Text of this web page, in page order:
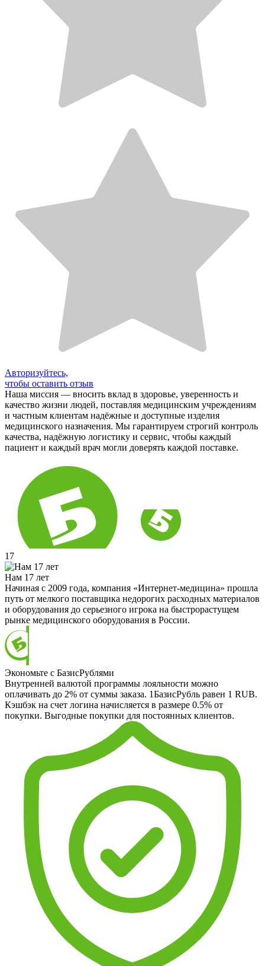
Авторизуйтесь,
чтобы оставить отзыв
Наша миссия — вносить вклад в здоровье, уверенность и
качество жизни людей, поставляя медицинским учреждениям
и частным клиентам надёжные и доступные изделия
медицинского назначения. Мы гарантируем строгий контроль
качества, надёжную логистику и сервис, чтобы каждый
пациент и каждый врач могли доверять каждой поставке.
17
Нам 17 лет
Начиная с 2009 года, компания «Интернет-медицина» прошла
путь от мелкого поставщика недорогих расходных материалов
и оборудования до серьезного игрока на быстрорастущем
рынке медицинского оборудования в России.
Экономьте с БазисРублями
Внутренней валютой программы лояльности можно
оплачивать до 2% от суммы заказа. 1БазисРубль равен 1 RUB.
Кэшбэк на счет логина начисляется в размере 0.5% от
покупки. Выгодные покупки для постоянных клиентов.